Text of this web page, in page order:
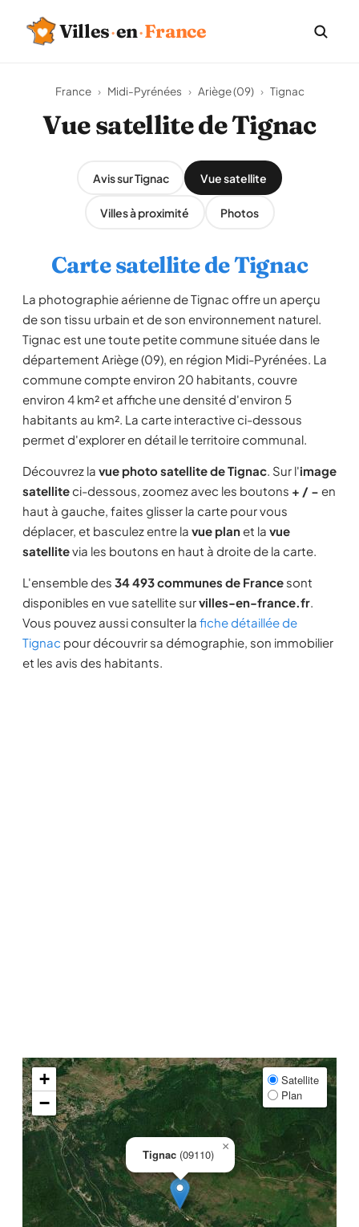
Villes·en·France
France › Midi-Pyrénées › Ariège (09) › Tignac
Vue satellite de Tignac
Avis sur Tignac Vue satellite
Villes à proximité Photos
Carte satellite de Tignac
La photographie aérienne de Tignac offre un aperçu
de son tissu urbain et de son environnement naturel.
Tignac est une toute petite commune située dans le
département Ariège (09), en région Midi-Pyrénées. La
commune compte environ 20 habitants, couvre
environ 4 km² et affiche une densité d'environ 5
habitants au km². La carte interactive ci-dessous
permet d'explorer en détail le territoire communal.
Découvrez la vue photo satellite de Tignac. Sur l'image
satelliteci-dessous, zoomez avec les boutons + / − en
haut à gauche, faites glisser la carte pour vous
déplacer, et basculez entre la vue planet la vue
satellitevia les boutons en haut à droite de la carte.
L'ensemble des 34 493 communes de France sont
disponibles en vue satellite survilles-en-france.fr.
Vous pouvez aussi consulter la fiche détaillée de
Tignac pour découvrir sa démographie, son immobilier
et les avis des habitants.
Tignac (09110)
×
+
−
Satellite
Plan